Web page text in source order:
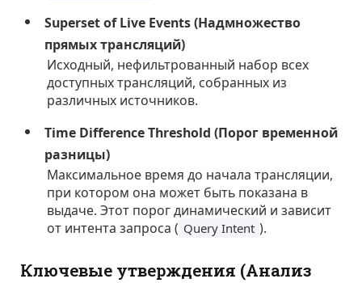
Superset of Live Events (Надмножество
прямых трансляций)
Исходный, нефильтрованный набор всех
доступных трансляций, собранных из
различных источников.
Time Difference Threshold (Порог временной
разницы)
Максимальное время до начала трансляции,
при котором она может быть показана в
выдаче. Этот порог динамический и зависит
от интента запроса ( Query Intent ).
Ключевые утверждения (Анализ